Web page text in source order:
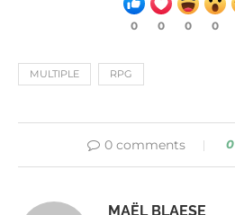
0 0 0 0
MULTIPLE RPG
0 comments 0
MAËL BLAESE